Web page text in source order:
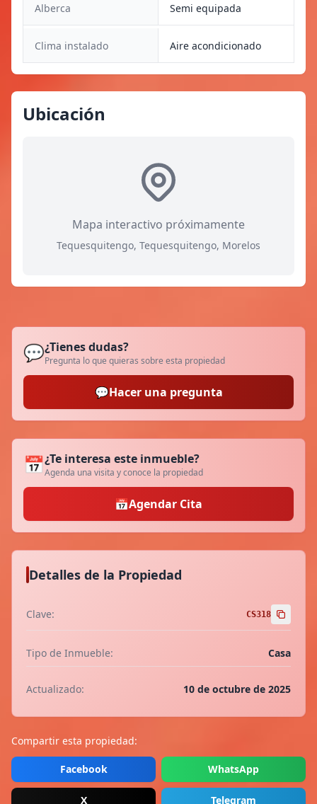
Alberca Semi equipada
Clima instalado Aire acondicionado
Ubicación
Mapa interactivo próximamente
Tequesquitengo, Tequesquitengo, Morelos
💬¿Tienes dudas?
Pregunta lo que quieras sobre esta propiedad
💬Hacer una pregunta
📅¿Te interesa este inmueble?
Agenda una visita y conoce la propiedad
📅Agendar Cita
Detalles de la Propiedad
Clave: CS318
Tipo de Inmueble: Casa
Actualizado: 10 de octubre de 2025
Compartir esta propiedad:
Facebook WhatsApp
X Telegram